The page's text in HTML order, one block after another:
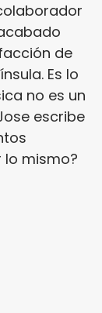
de
Es lo
no es un
escribe
mismo?